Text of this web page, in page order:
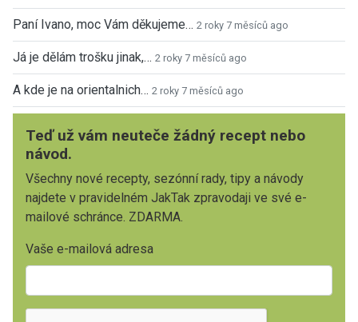
Paní Ivano, moc Vám děkujeme… 2 roky 7 měsíců ago
Já je dělám trošku jinak,… 2 roky 7 měsíců ago
A kde je na orientalnich… 2 roky 7 měsíců ago
Teď už vám neuteče žádný recept nebo
návod.
Všechny nové recepty, sezónní rady, tipy a návody
najdete v pravidelném JakTak zpravodaji ve své e-
mailové schránce. ZDARMA.
Vaše e-mailová adresa